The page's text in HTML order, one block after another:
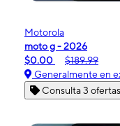
Motorola
moto g - 2026
$0.00
$189.99
Generalmente en
Consulta 3 ofertas